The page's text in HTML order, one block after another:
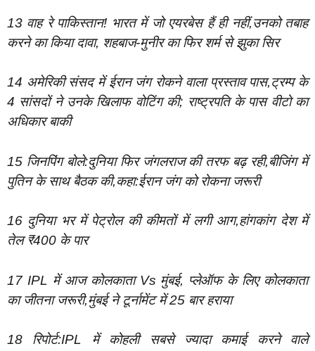
13 वाह रे पाकिस्तान! भारत में जो एयरबेस हैं ही नहीं,उनको तबाह
करने का किया दावा, शहबाज-मुनीर का फिर शर्म से झुका सिर
14 अमेरिकी संसद में ईरान जंग रोकने वाला प्रस्ताव पास,ट्रम्प के
4 सांसदों ने उनके खिलाफ वोटिंग की; राष्ट्रपति के पास वीटो का
अधिकार बाकी
15 जिनपिंग बोले:दुनिया फिर जंगलराज की तरफ बढ़ रही,बीजिंग में
पुतिन के साथ बैठक की,कहा:ईरान जंग को रोकना जरूरी
16 दुनिया भर में पेट्रोल की कीमतों में लगी आग,हांगकांग देश में
तेल ₹400 के पार
17 IPL में आज कोलकाता Vs मुंबई, प्लेऑफ के लिए कोलकाता
का जीतना जरूरी,मुंबई ने टूर्नामेंट में 25 बार हराया
18 रिपोर्ट:IPL में कोहली सबसे ज्यादा कमाई करने वाले